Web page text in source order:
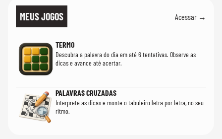
MEUS JOGOS Acessar →
TERMO
Descubra a palavra do dia em até 6 tentativas. Observe as
dicas e avance até acertar.
PALAVRAS CRUZADAS
Interprete as dicas e monte o tabuleiro letra por letra, no seu
ritmo.